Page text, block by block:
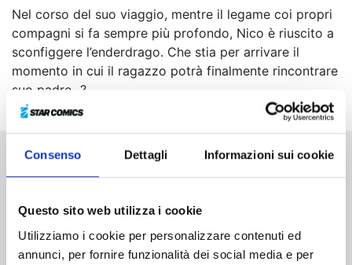
Consenso Dettagli Informazioni sui cookie
Questo sito web utilizza i cookie
Utilizziamo i cookie per personalizzare contenuti ed
annunci, per fornire funzionalità dei social media e per
Nel corso del suo viaggio, mentre il legame coi propri
compagni si fa sempre più profondo, Nico è riuscito a
sconfiggere l’enderdrago. Che stia per arrivare il
momento in cui il ragazzo potrà finalmente rincontrare
suo padre...?
Altri volumi della serie